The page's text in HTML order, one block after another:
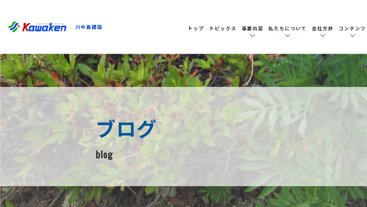
川中島建設 トップ トピックス 事業内容 私たちについて 会社方針 コンテンツ
ブログ
blog